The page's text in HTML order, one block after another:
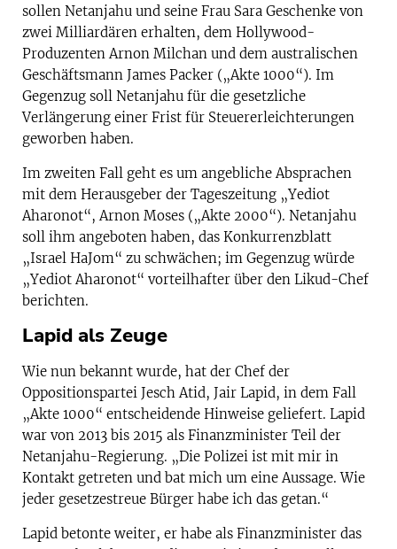
sollen Netanjahu und seine Frau Sara Geschenke von
zwei Milliardären erhalten, dem Hollywood-
Produzenten Arnon Milchan und dem australischen
Geschäftsmann James Packer („Akte 1000“). Im
Gegenzug soll Netanjahu für die gesetzliche
Verlängerung einer Frist für Steuererleichterungen
geworben haben.
Im zweiten Fall geht es um angebliche Absprachen
mit dem Herausgeber der Tageszeitung „Yediot
Aharonot“, Arnon Moses („Akte 2000“). Netanjahu
soll ihm angeboten haben, das Konkurrenzblatt
„Israel HaJom“ zu schwächen; im Gegenzug würde
„Yediot Aharonot“ vorteilhafter über den Likud-Chef
berichten.
Lapid als Zeuge
Wie nun bekannt wurde, hat der Chef der
Oppositionspartei Jesch Atid, Jair Lapid, in dem Fall
„Akte 1000“ entscheidende Hinweise geliefert. Lapid
war von 2013 bis 2015 als Finanzminister Teil der
Netanjahu-Regierung. „Die Polizei ist mit mir in
Kontakt getreten und bat mich um eine Aussage. Wie
jeder gesetzestreue Bürger habe ich das getan.“
Lapid betonte weiter, er habe als Finanzminister das